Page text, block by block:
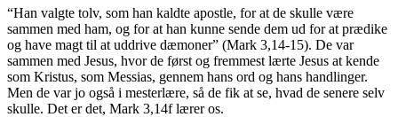
“Han valgte tolv, som han kaldte apostle, for at de skulle være
sammen med ham, og for at han kunne sende dem ud for at prædike
og have magt til at uddrive dæmoner” (Mark 3,14-15). De var
sammen med Jesus, hvor de først og fremmest lærte Jesus at kende
som Kristus, som Messias, gennem hans ord og hans handlinger.
Men de var jo også i mesterlære, så de fik at se, hvad de senere selv
skulle. Det er det, Mark 3,14f lærer os.